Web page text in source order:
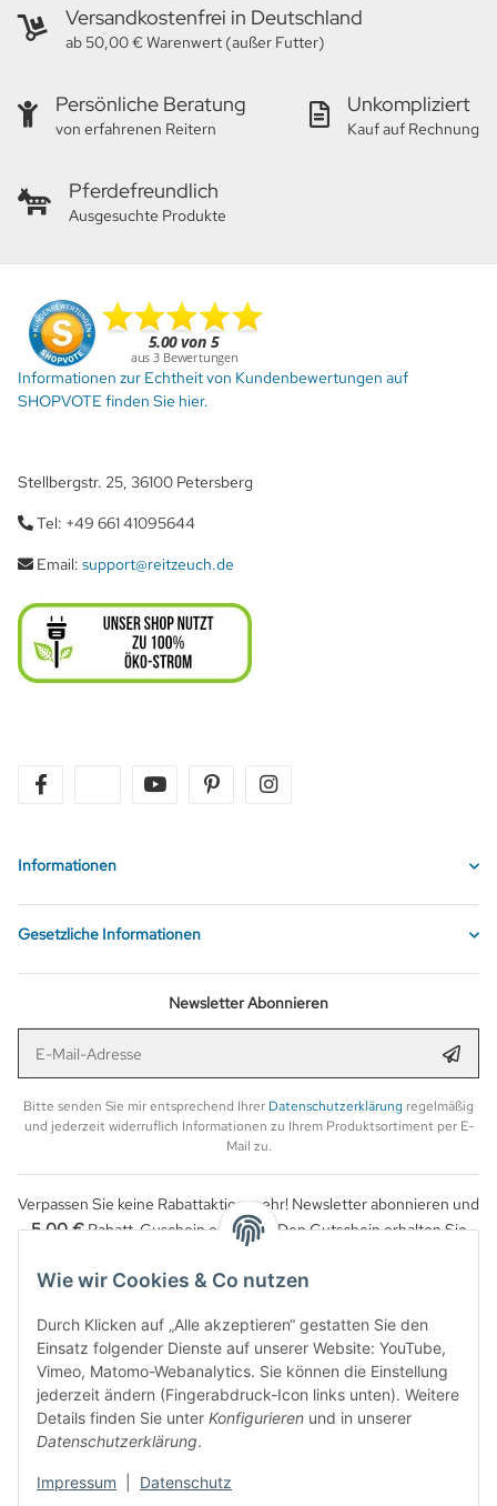
Wie wir Cookies & Co nutzen
Durch Klicken auf „Alle akzeptieren“ gestatten Sie den
Einsatz folgender Dienste auf unserer Website: YouTube,
Vimeo, Matomo-Webanalytics. Sie können die Einstellung
jederzeit ändern (Fingerabdruck-Icon links unten). Weitere
Details finden Sie unter Konfigurieren und in unserer
Datenschutzerklärung.
Impressum Datenschutz
Versandkostenfrei in Deutschland
ab 50,00 € Warenwert (außer Futter)
Persönliche Beratung
von erfahrenen Reitern
Unkompliziert
Kauf auf Rechnung
Pferdefreundlich
Ausgesuchte Produkte
Informationen zur Echtheit von Kundenbewertungen auf
SHOPVOTE finden Sie hier.
Stellbergstr. 25, 36100 Petersberg
Tel: +49 661 41095644
Email: support@reitzeuch.de
twitter youtube pinterest
Informationen
Gesetzliche Informationen
Newsletter Abonnieren
Bitte senden Sie mir entsprechend Ihrer Datenschutzerklärung regelmäßig
und jederzeit widerruflich Informationen zu Ihrem Produktsortiment per E-
Mail zu.
Verpassen Sie keine Rabattaktion mehr! Newsletter abonnieren und
5,00 €Rabatt-Guschein erhalten. Den Gutschein erhalten Sie
per Email nach der erfolgreichen Bestätigung Ihrer Email-Adresse.